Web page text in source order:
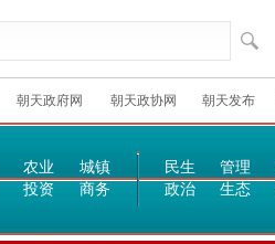
朝天政府网 朝天政协网 朝天发布
农业
城镇
投资 商务
民生 管理
政治
生态